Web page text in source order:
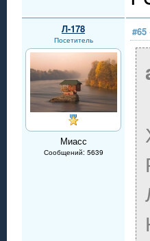
Л-178
Посетитель
Миасс
Сообщений: 5639
#65